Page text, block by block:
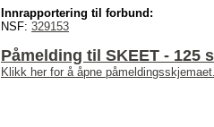
Innrapportering til forbund:
NSF: 329153
Påmelding til SKEET - 125
Klikk her for å åpne